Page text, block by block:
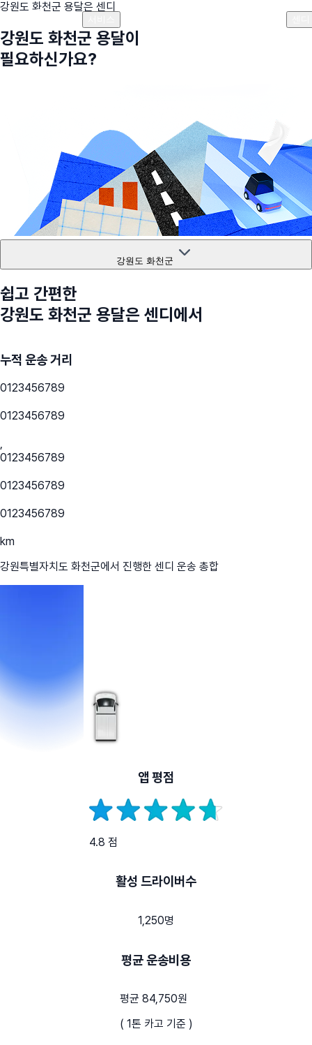
강원도 화천군 용달은 센디
강원도 화천군 용달이
필요하신가요?
강원도 화천군
쉽고 간편한
강원도 화천군 용달은 센디에서
누적 운송 거리
0123456789
0123456789
,
0123456789
0123456789
0123456789
km
강원특별자치도 화천군에서 진행한 센디 운송 총합
앱 평점
4.8 점
활성 드라이버수
1,250명
평균 운송비용
평균 84,750원
( 1톤 카고 기준 )